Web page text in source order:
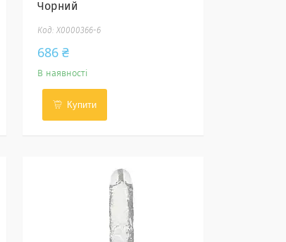
Чорний
X0000366-6
686 ₴
В наявності
Купити